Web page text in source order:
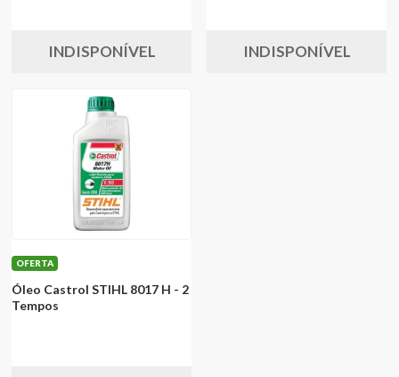
INDISPONÍVEL INDISPONÍVEL
OFERTA
Óleo Castrol STIHL 8017 H - 2
Tempos